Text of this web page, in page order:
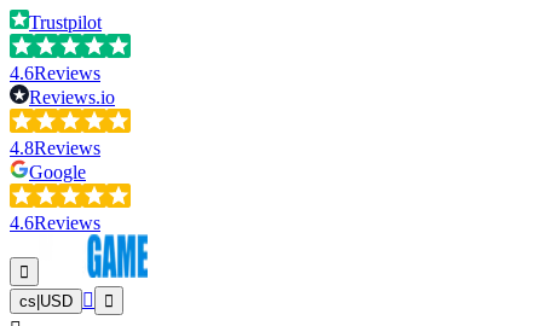
Trustpilot
4.6Reviews
Reviews.io
4.8Reviews
Google
4.6Reviews
cs USD